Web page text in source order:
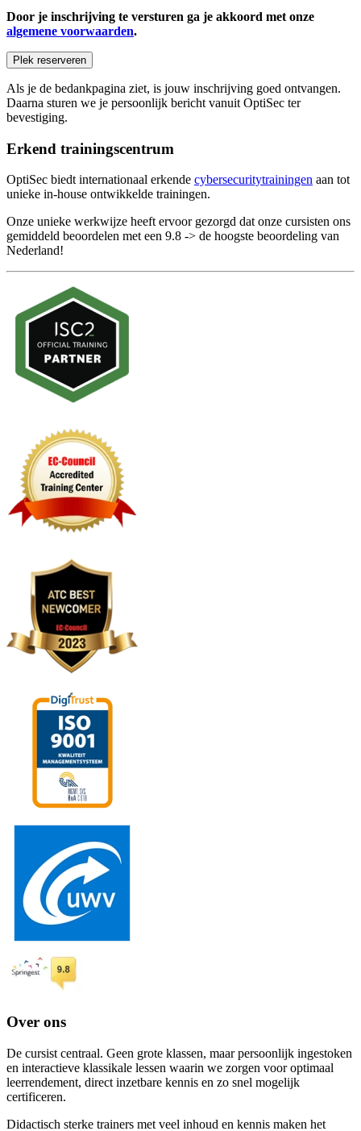
Door je inschrijving te versturen ga je akkoord met onze
algemene voorwaarden.
Plek reserveren
Als je de bedankpagina ziet, is jouw inschrijving goed ontvangen.
Daarna sturen we je persoonlijk bericht vanuit OptiSec ter
bevestiging.
Erkend trainingscentrum
OptiSec biedt internationaal erkende cybersecuritytrainingen aan tot
unieke in-house ontwikkelde trainingen.
Onze unieke werkwijze heeft ervoor gezorgd dat onze cursisten ons
gemiddeld beoordelen met een 9.8 -> de hoogste beoordeling van
Nederland!
Over ons
De cursist centraal. Geen grote klassen, maar persoonlijk ingestoken
en interactieve klassikale lessen waarin we zorgen voor optimaal
leerrendement, direct inzetbare kennis en zo snel mogelijk
certificeren.
Didactisch sterke trainers met veel inhoud en kennis maken het